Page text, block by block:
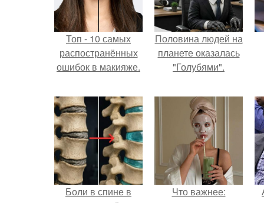
Топ - 10 самых
распостранённых
ошибок в макияже.
Половина людей на
планете оказалась
"Голубями".
Боли в спине в
Что важнее: